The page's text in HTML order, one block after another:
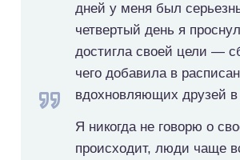
дней у меня был
четвертый день я
достигла своей цели —
чего добавила в
вдохновляющих друзей в
Я никогда не говорю о
происходит, люди чаще